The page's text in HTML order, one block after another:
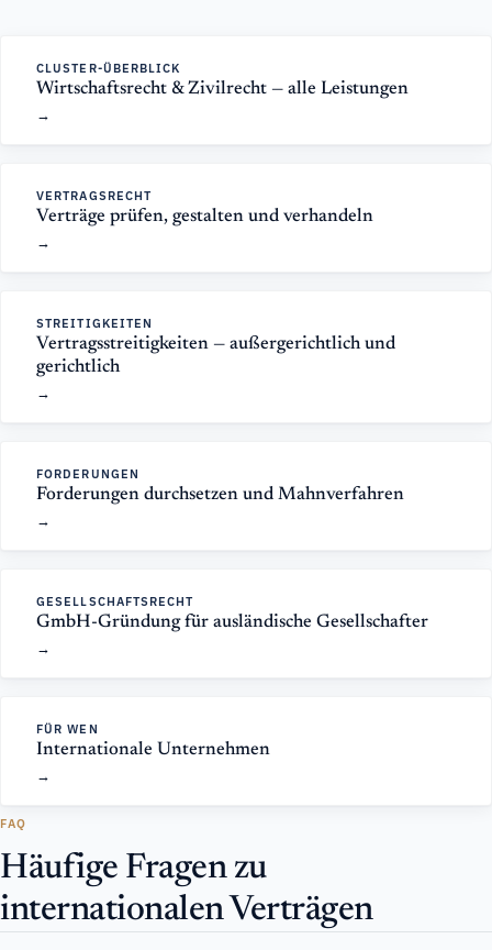
CLUSTER-ÜBERBLICK
Wirtschaftsrecht & Zivilrecht — alle Leistungen
VERTRAGSRECHT
Verträge prüfen, gestalten und verhandeln
STREITIGKEITEN
Vertragsstreitigkeiten — außergerichtlich und
gerichtlich
FORDERUNGEN
Forderungen durchsetzen und Mahnverfahren
GESELLSCHAFTSRECHT
GmbH-Gründung für ausländische Gesellschafter
FÜR WEN
Internationale Unternehmen
FAQ
Häufige Fragen zu
internationalen Verträgen